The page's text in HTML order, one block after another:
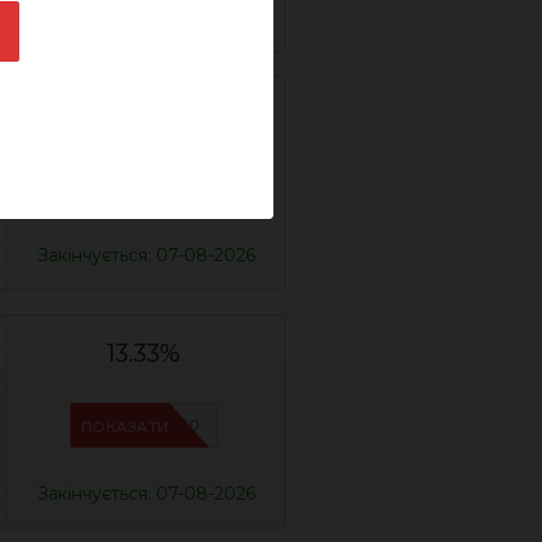
Закінчується: 07-08-2026
13.33%
IFSCDUA10
ПОКАЗАТИ
Закінчується: 07-08-2026